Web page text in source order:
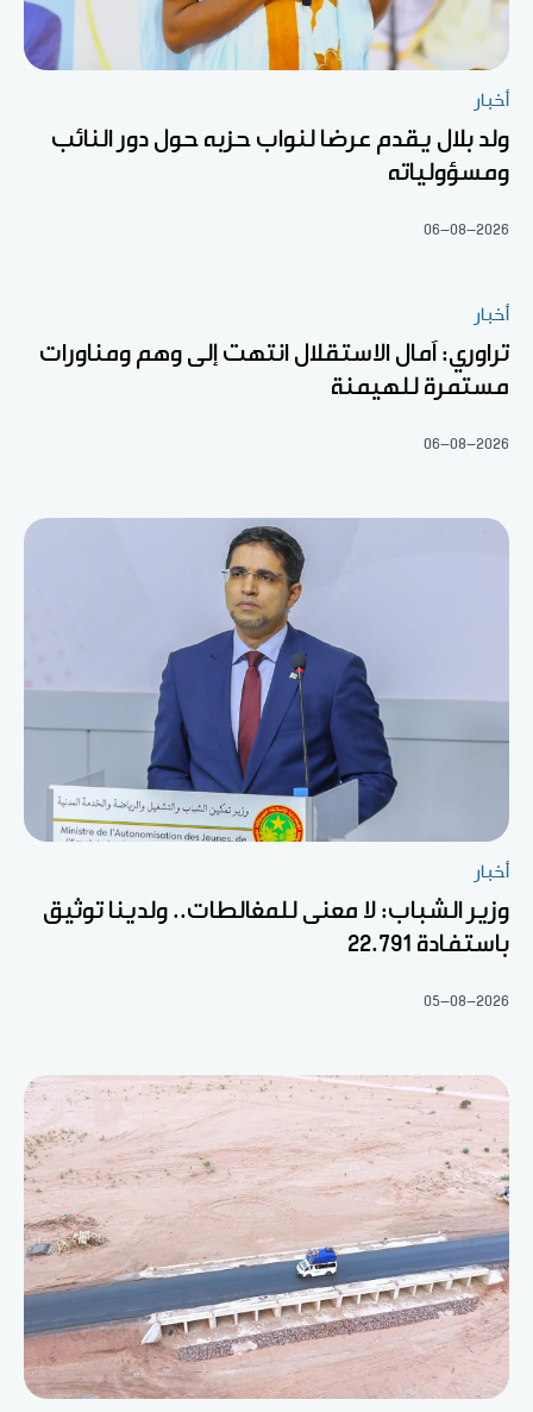
أخبار
ولد بلال يقدم عرضا لنواب حزبه حول دور النائب
ومسؤولياته
06-08-2026
أخبار
تراوري: آمال الاستقلال انتهت إلى وهم ومناورات
مستمرة للهيمنة
06-08-2026
أخبار
وزير الشباب: لا معنى للمغالطات.. ولدينا توثيق
باستفادة 22.791
05-08-2026